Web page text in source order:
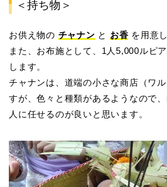
＜持ち物＞
お供え物の チャナン と お香 を用意
また、お布施として、1人5,000ルピ
します。
チャナンは、道端の小さな商店（ワ
すが、色々と種類があるようなので
人に任せるのが良いと思います。